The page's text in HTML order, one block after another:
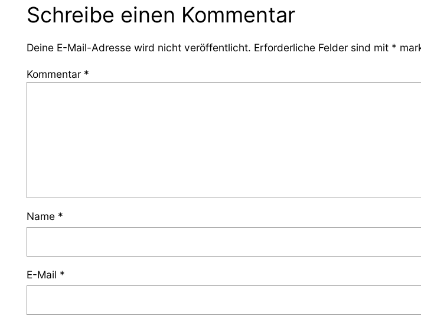
Schreibe einen Kommentar
Deine E-Mail-Adresse wird nicht veröffentlicht. Erforderliche Felder sind mit *
Kommentar *
Name *
E-Mail *